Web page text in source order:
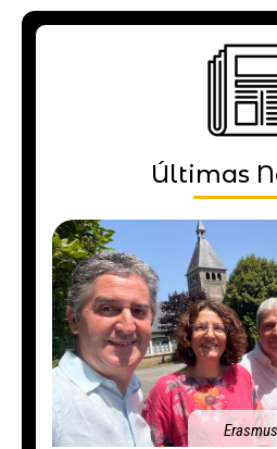
Últimas